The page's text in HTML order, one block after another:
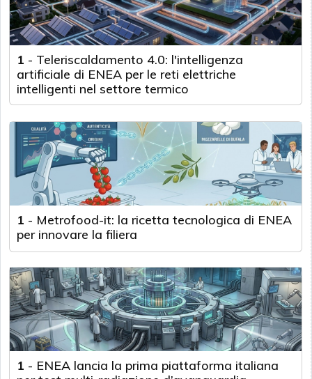
1 - Teleriscaldamento 4.0: l'intelligenza
artificiale di ENEA per le reti elettriche
intelligenti nel settore termico
1 - Metrofood-it: la ricetta tecnologica di ENEA
per innovare la filiera
1 - ENEA lancia la prima piattaforma italiana